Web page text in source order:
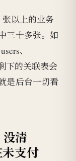
张以上的业务
三十多张。如
、
下的关联表会
是后台一切看
清
支付